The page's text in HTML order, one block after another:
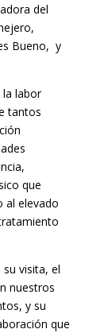
del
Bueno, y
labor
tantos
que
al elevado
visita, el
nuestros
y su
que